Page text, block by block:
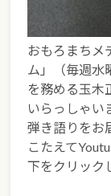
おもろまちメ
ム」（毎週水
を務める玉木
いらっしゃい
弾き語りをお
こたえて
下をクリック